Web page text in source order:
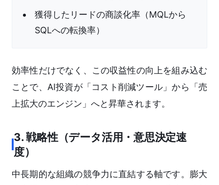
獲得したリードの商談化率（MQLから
SQLへの転換率）
効率性だけでなく、この収益性の向上を組み込む
ことで、AI投資が「コスト削減ツール」から「売
上拡大のエンジン」へと昇華されます。
3. 戦略性（データ活用・意思決定速
度）
中長期的な組織の競争力に直結する軸です。膨大